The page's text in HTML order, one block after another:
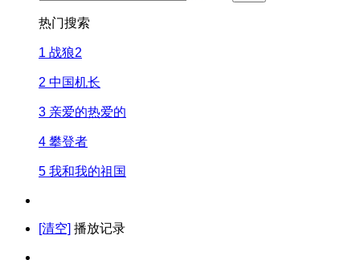
热门搜索
1 战狼2
2 中国机长
3 亲爱的热爱的
4 攀登者
5 我和我的祖国
[清空] 播放记录